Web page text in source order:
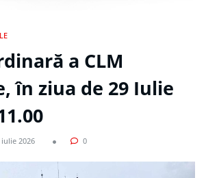
a CLM
în ziua de 29 Iulie
iulie 2026 0